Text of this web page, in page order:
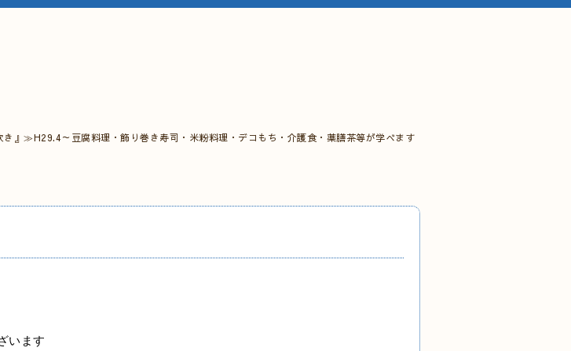
』≫H29.4～豆腐料理・飾り巻き寿司・米粉料理・デコもち・介護食・薬膳茶等が学べます
います